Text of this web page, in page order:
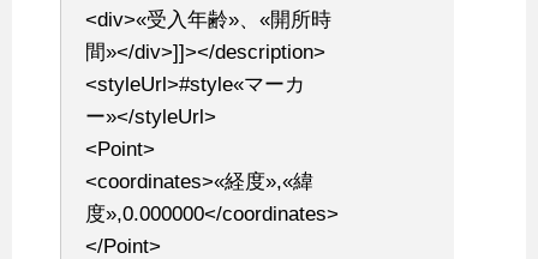
<div>«受入年齢»、«開所時
間»</div>]]></description>
<styleUrl>#style«マーカ
ー»</styleUrl>
<Point>
<coordinates>«経度»,«緯
度»,0.000000</coordinates>
</Point>